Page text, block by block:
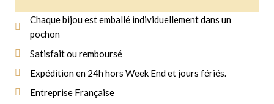
Livraison Gratuite
À partir de 14,90 € d'achat
Chaque bijou est emballé individuellement dans un
pochon
Satisfait ou remboursé
Expédition en 24h hors Week End et jours fériés.
Entreprise Française